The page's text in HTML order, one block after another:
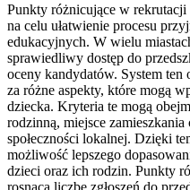
Punkty różnicujące w
na celu ułatwienie procesu
edukacyjnych. W wielu
sprawiedliwy dostęp do
oceny kandydatów. System
za różne aspekty, które mogą
dziecka. Kryteria te mogą
rodzinną, miejsce
społeczności lokalnej. Dzięki
możliwość lepszego
dzieci oraz ich rodzin. Punkty
rosnącą liczbę zgłoszeń do